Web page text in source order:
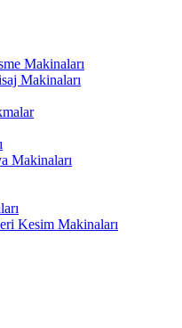
Makinaları
Makinaları
Makinaları
Kesim Makinaları